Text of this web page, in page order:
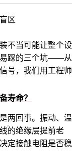
区
不当可能让整个设
易踩的三个坑——从
号，我们用工程师
寿命？
两回事。振动、温
的绝缘层提前老
定接触电阻是否稳